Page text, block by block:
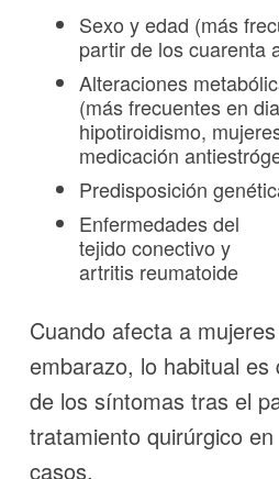
Sexo y edad (más
partir de los cuarenta
Alteraciones
(más frecuentes en
hipotiroidismo,
medicación
Predisposición
Enfermedades del
tejido conectivo y
artritis reumatoide
Cuando afecta a
embarazo, lo habitual es
de los síntomas tras el
tratamiento quirúrgico
casos.